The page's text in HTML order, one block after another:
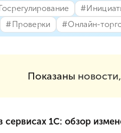
#⁣Проверки #⁣Онлайн-
Показаны
сервисах 1С: обзор